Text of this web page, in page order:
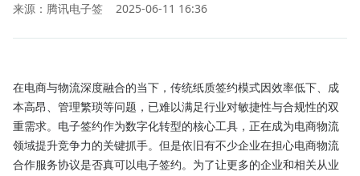
来源：腾讯电子签
2025-06-11 16:36
在电商与物流深度融合的当下，传统纸质签约模式因效率低下、成
本高昂、管理繁琐等问题，已难以满足行业对敏捷性与合规性的双
重需求。电子签约作为数字化转型的核心工具，正在成为电商物流
领域提升竞争力的关键抓手。但是依旧有不少企业在担心电商物流
合作服务协议是否真可以电子签约。为了让更多的企业和相关从业